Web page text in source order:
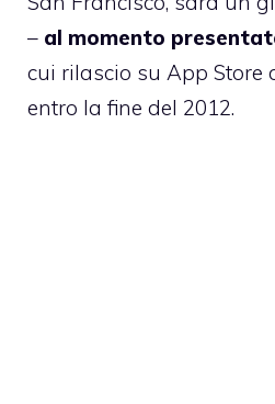
– al momento
cui rilascio su App Store
entro la fine del 2012.